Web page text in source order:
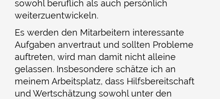
sowohl beruflich als auch persönlich
weiterzuentwickeln.
Es werden den Mitarbeitern interessante
Aufgaben anvertraut und sollten Probleme
auftreten, wird man damit nicht alleine
gelassen. Insbesondere schätze ich an
meinem Arbeitsplatz, dass Hilfsbereitschaft
und Wertschätzung sowohl unter den